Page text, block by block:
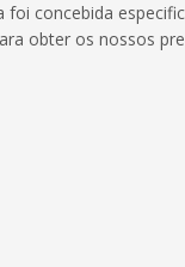
concebida
obter os nossos